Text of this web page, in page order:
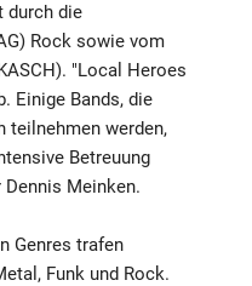
durch die
Rock sowie vom
"Local Heroes
Einige Bands, die
teilnehmen werden,
Betreuung
Dennis Meinken.
Genres trafen
Funk und Rock.